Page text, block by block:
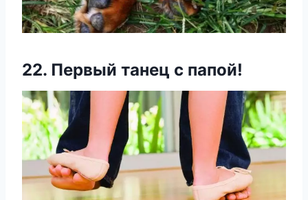
22. Первый танец с папой!